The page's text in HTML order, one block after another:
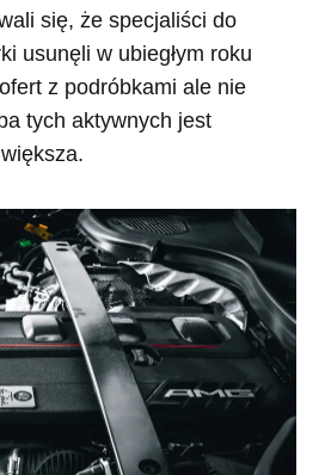
się, że specjaliści do
usunęli w ubiegłym roku
z podróbkami ale nie
tych aktywnych jest